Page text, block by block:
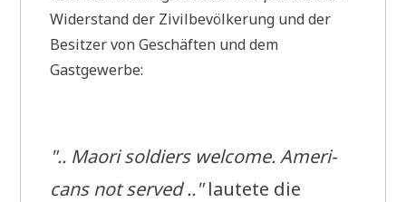
Wider­stand der Zivil­be­völ­ke­rung und der
Besit­zer von Geschäf­ten und dem
Gastgewerbe:
".. Mao­ri sol­diers wel­co­me. Ame­ri­
cans not ser­ved .."lau­te­te die